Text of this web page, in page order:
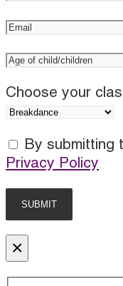
Choose your
By submitting
Privacy Policy
×